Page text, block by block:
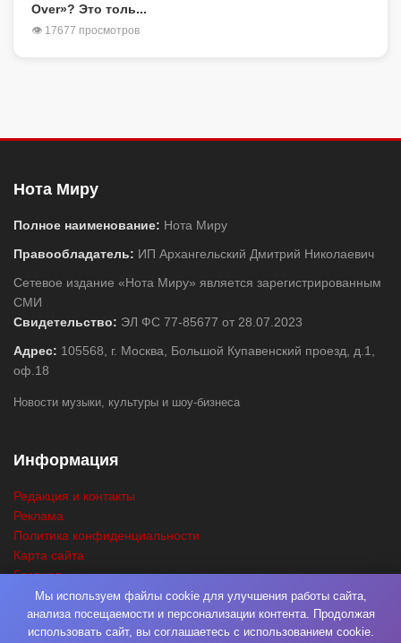
Over»? Это толь...
👁 17677 просмотров
Нота Миру
Полное наименование: Нота Миру
Правообладатель: ИП Архангельский Дмитрий Николаевич
Сетевое издание «Нота Миру» является зарегистрированным
СМИ
Свидетельство: ЭЛ ФС 77-85677 от 28.07.2023
Адрес: 105568, г. Москва, Большой Купавенский проезд, д.1,
оф.18
Новости музыки, культуры и шоу-бизнеса
Информация
Редакция и контакты
Реклама
Политика конфиденциальности
Карта сайта
Главная
ПоискМы используем файлы cookie для улучшения работы сайта,
анализа посещаемости и персонализации контента. Продолжая
использовать сайт, вы соглашаетесь с использованием cookie.